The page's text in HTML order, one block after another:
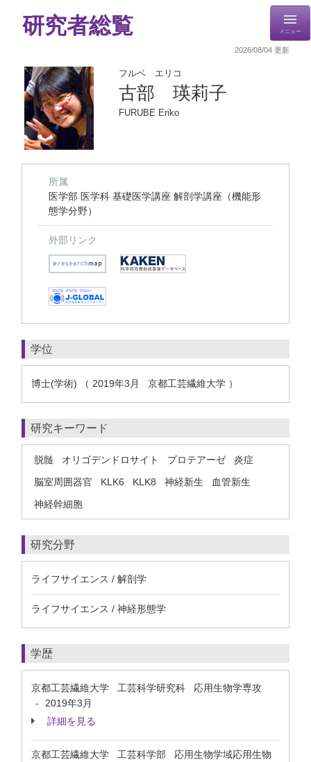
研究者総覧 メニュー
2026/08/04 更新
フルベ エリコ
古部 瑛莉子
FURUBE Eriko
所属
医学部 医学科 基礎医学講座 解剖学講座（機能形
態学分野）
外部リンク
学位
博士(学術) （ 2019年3月 京都工芸繊維大学 ）
研究キーワード
脱髄 オリゴデンドロサイト プロテアーゼ
炎症
脳室周囲器官
KLK6 KLK8 神経新生
血管新生
神経幹細胞
研究分野
ライフサイエンス / 解剖学
ライフサイエンス / 神経形態学
学歴
京都工芸繊維大学 工芸科学研究科 応用生物学専攻
-
2019年3月
詳細を見る
京都工芸繊維大学 工芸科学部 応用生物学域応用生物